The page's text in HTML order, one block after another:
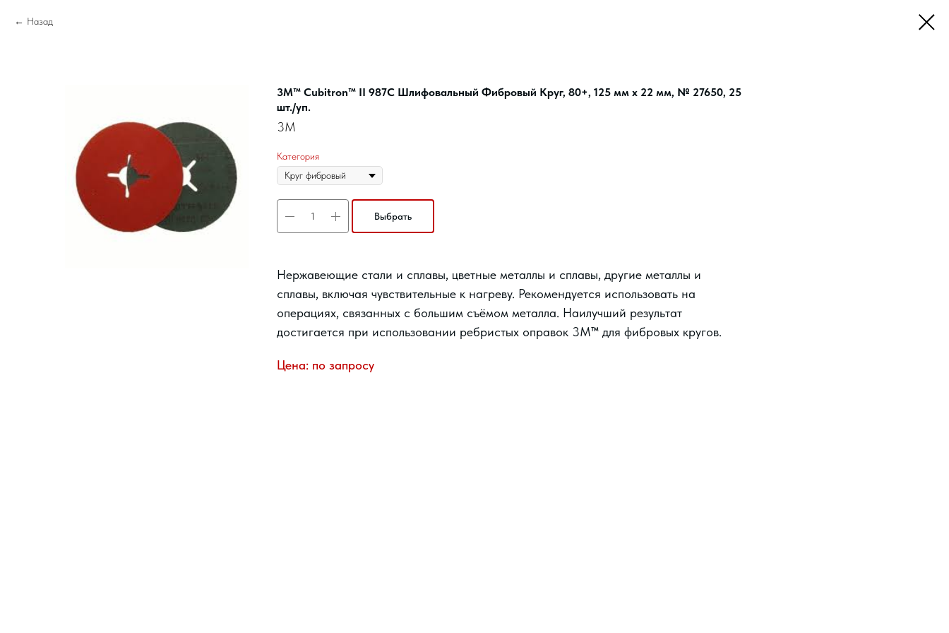
Назад
3M™ Cubitron™ II 987C Шлифовальный Фибровый Круг, 80+, 125 мм х 22 мм, № 27650, 25
шт./уп.
3M
Категория
Выбрать
Нержавеющие стали и сплавы, цветные металлы и сплавы, другие металлы и
сплавы, включая чувствительные к нагреву. Рекомендуется использовать на
операциях, связанных с большим съёмом металла. Наилучший результат
достигается при использовании ребристых оправок 3M™ для фибровых кругов.
Цена: по запросу